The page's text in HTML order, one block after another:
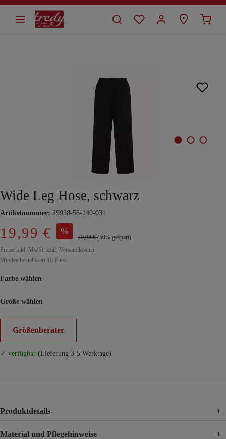
springen
Wide Leg Hose, schwarz
Artikelnummer: 29938-58-140-031
19,99 € %
39,98 €(50% gespart)
Preise inkl. MwSt. zzgl. Versandkosten
Mindestbestellwert 10 Euro
Farbe wählen
Größe wählen
Größenberater
✓ verfügbar (Lieferung 3-5 Werktage)
Produktdetails +
Material und Pflegehinweise +